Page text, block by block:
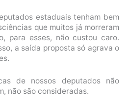
estaduais tenham bem
que muitos já morreram
para esses, não custou caro.
a saída proposta só agrava o
de nossos deputados não
não são consideradas.